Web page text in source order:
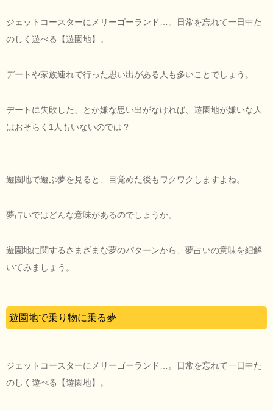
ジェットコースターにメリーゴーランド…。日常を忘れて一日中た
のしく遊べる【遊園地】。
デートや家族連れで行った思い出がある人も多いことでしょう。
デートに失敗した、とか嫌な思い出がなければ、遊園地が嫌いな人
はおそらく1人もいないのでは？
遊園地で遊ぶ夢を見ると、目覚めた後もワクワクしますよね。
夢占いではどんな意味があるのでしょうか。
遊園地に関するさまざまな夢のパターンから、夢占いの意味を紐解
いてみましょう。
遊園地で乗り物に乗る夢
ジェットコースターにメリーゴーランド…。日常を忘れて一日中た
のしく遊べる【遊園地】。